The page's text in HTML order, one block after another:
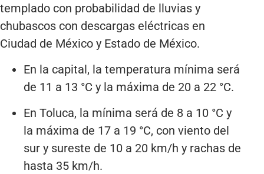
templado con probabilidad de lluvias y
chubascos con descargas eléctricas en
Ciudad de México y Estado de México.
En la capital, la temperatura mínima será
de 11 a 13 °C y la máxima de 20 a 22 °C.
En Toluca, la mínima será de 8 a 10 °C y
la máxima de 17 a 19 °C, con viento del
sur y sureste de 10 a 20 km/h y rachas de
hasta 35 km/h.